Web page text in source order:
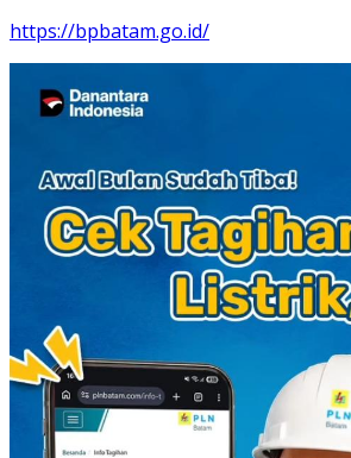
https://bpbatam.go.id/